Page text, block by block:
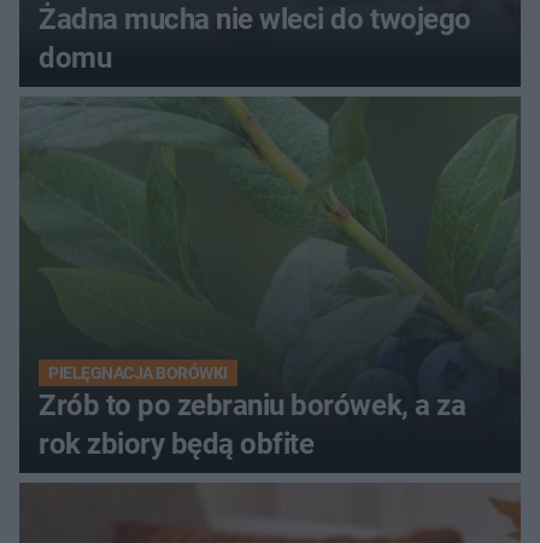
Żadna mucha nie wleci do twojego
domu
PIELĘGNACJA BORÓWKI
Zrób to po zebraniu borówek, a za
rok zbiory będą obfite